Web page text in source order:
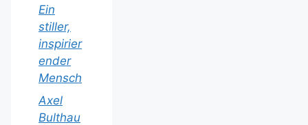
Ein
stiller,
inspirier
ender
Mensch
Axel
Bulthau